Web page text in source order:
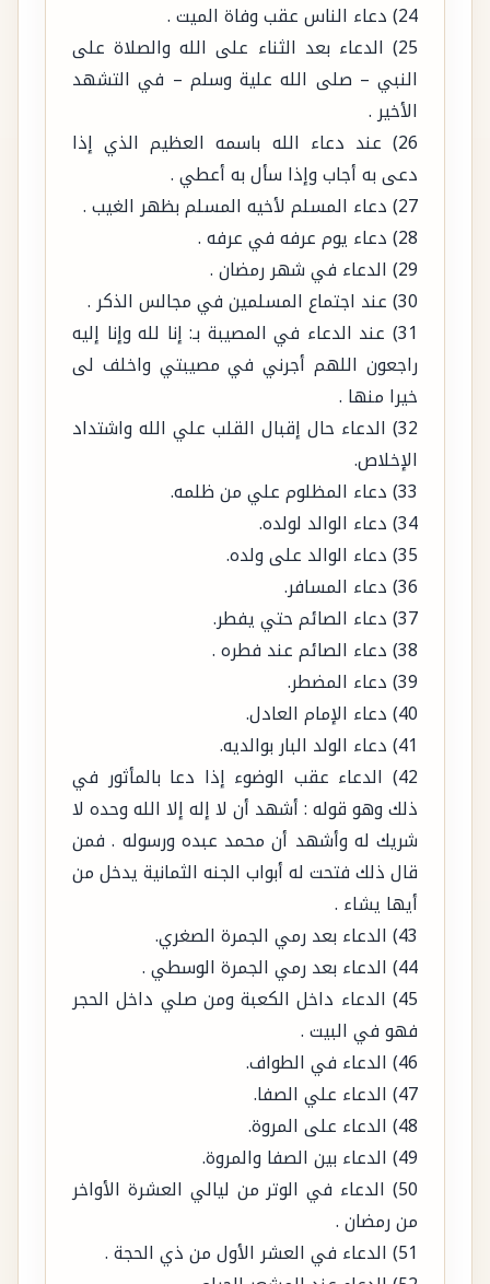
النبي – صلى الله علية وسلم – في التشهد
الأخير .
26) عند دعاء الله باسمه العظيم الذي إذا
دعى به أجاب وإذا سأل به أعطي .
27) دعاء المسلم لأخيه المسلم بظهر الغيب .
28) دعاء يوم عرفه في عرفه .
29) الدعاء في شهر رمضان .
30) عند اجتماع المسلمين في مجالس الذكر .
31) عند الدعاء في المصيبة بـ: إنا لله وإنا إليه
راجعون اللهم أجرني في مصيبتي واخلف لى
خيرا منها .
32) الدعاء حال إقبال القلب علي الله واشتداد
الإخلاص.
33) دعاء المظلوم علي من ظلمه.
34) دعاء الوالد لولده.
35) دعاء الوالد على ولده.
36) دعاء المسافر.
37) دعاء الصائم حتي يفطر.
38) دعاء الصائم عند فطره .
39) دعاء المضطر.
40) دعاء الإمام العادل.
41) دعاء الولد البار بوالديه.
42) الدعاء عقب الوضوء إذا دعا بالمأثور في
ذلك وهو قوله : أشهد أن لا إله إلا الله وحده لا
شريك له وأشهد أن محمد عبده ورسوله . فمن
قال ذلك فتحت له أبواب الجنه الثمانية يدخل من
أيها يشاء .
43) الدعاء بعد رمي الجمرة الصغري.
44) الدعاء بعد رمي الجمرة الوسطي .
45) الدعاء داخل الكعبة ومن صلي داخل الحجر
فهو في البيت .
46) الدعاء في الطواف.
47) الدعاء علي الصفا.
48) الدعاء على المروة.
49) الدعاء بين الصفا والمروة.
50) الدعاء في الوتر من ليالي العشرة الأواخر
من رمضان .
51) الدعاء في العشر الأول من ذي الحجة .
52) الدعاء عند المشعر الحرام.
** والمؤمن يدعو ربه أينما كان وفي اي ساعة